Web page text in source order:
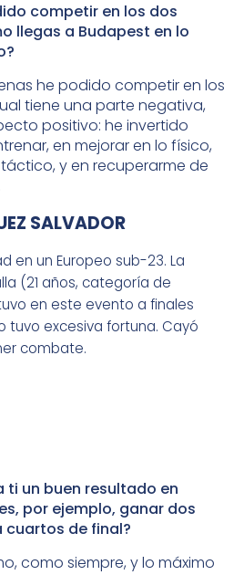
competir en los dos
llegas a Budapest en lo
he podido competir en los
tiene una parte negativa,
positivo: he invertido
en mejorar en lo físico,
y en recuperarme de
SALVADOR
en un Europeo sub-23. La
(21 años, categoría de
en este evento a finales
tuvo excesiva fortuna. Cayó
combate.
ti un buen resultado en
por ejemplo, ganar dos
de final?
como siempre, y lo máximo